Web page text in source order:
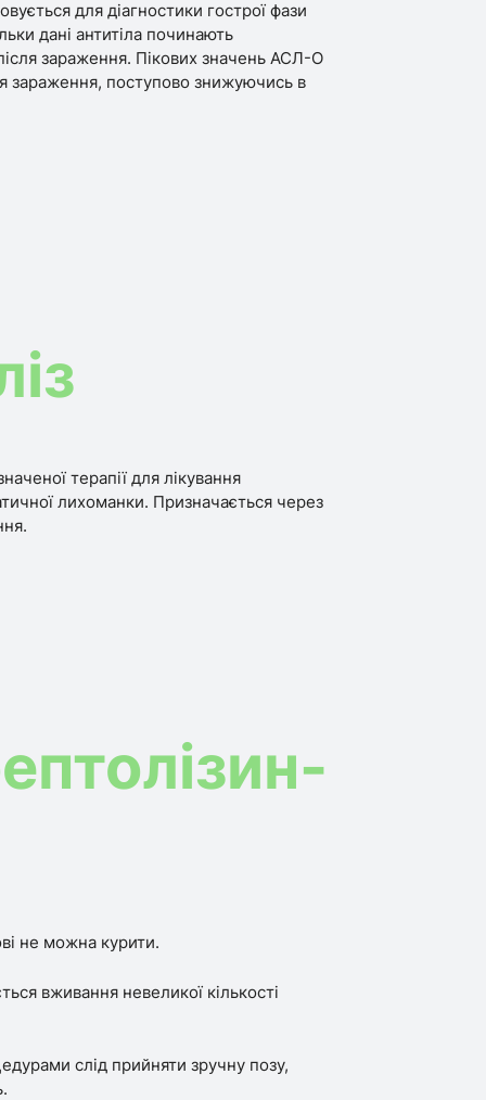
для діагностики гострої фази
дані антитіла починають
зараження. Пікових значень АСЛ-О
зараження, поступово знижуючись в
терапії для лікування
лихоманки. Призначається через
не можна курити.
вживання невеликої кількості
слід прийняти зручну позу,